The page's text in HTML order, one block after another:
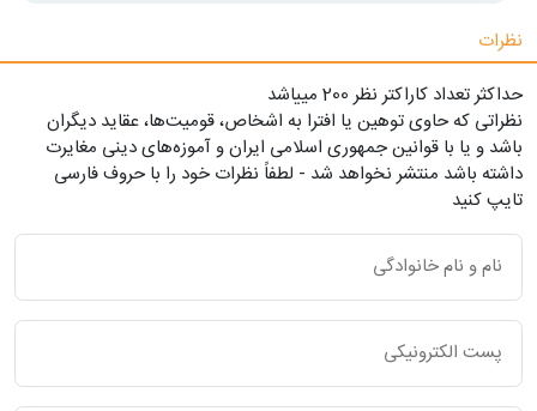
نظرات
حداکثر تعداد کاراکتر نظر 200 ميياشد
نظراتی که حاوی توهین یا افترا به اشخاص، قومیت‌ها، عقاید دیگران
باشد و یا با قوانین جمهوری اسلامی ایران و آموزه‌های دینی مغایرت
داشته باشد منتشر نخواهد شد - لطفاً نظرات خود را با حروف فارسی
تایپ کنید